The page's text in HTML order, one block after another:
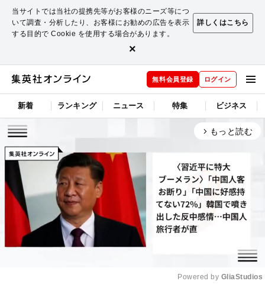
当サイトでは当社の提携先等がお客様のニーズ等につ
いて調査・分析したり、お客様にお勧めの広告を表示
する目的で Cookie を使用する場合があります。
詳しくはこちら
×
無料会員登録 ログイン
新着 ランキング ニュース 特集 ビジネス
arrow_forward_ios もっと読む
Powered by GliaStudios